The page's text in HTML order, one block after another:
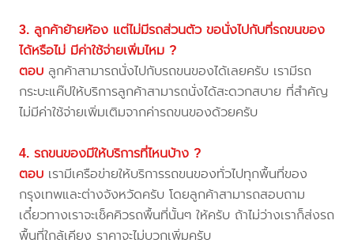
3. ลูกค้าย้ายห้อง แต่ไม่มีรถส่วนตัว ขอนั่งไปกับที่รถขนของ
ได้หรือไม่ มีค่าใช้จ่ายเพิ่มไหม ?
ตอบ ลูกค้าสามารถนั่งไปกับรถขนของได้เลยครับ เรามีรถ
กระบะแค๊ปให้บริการลูกค้าสามารถนั่งได้สะดวกสบาย ที่สำคัญ
ไม่มีค่าใช้จ่ายเพิ่มเติมจากค่ารถขนของด้วยครับ
4. รถขนของมีให้บริการที่ไหนบ้าง ?
ตอบ เรามีเครือข่ายให้บริการรถขนของทั่วไปทุกพื้นที่ของ
กรุงเทพและต่างจังหวัดครับ โดยลูกค้าสามารถสอบถาม
เดี๋ยวทางเราจะเช็คคิวรถพื้นที่นั้นๆ ให้ครับ ถ้าไม่ว่างเราก็ส่งรถ
พื้นที่ใกล้เคียง ราคาจะไม่บวกเพิ่มครับ